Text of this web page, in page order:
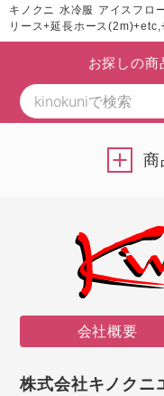
キノクニ 水冷服 アイスフロ
リース+延長ホース(2m)+etc,
お探しの商
商
会社概要
株式会社キノクニ